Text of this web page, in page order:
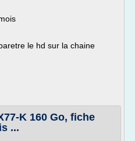
le hd sur la chaine
K 160 Go, fiche
...